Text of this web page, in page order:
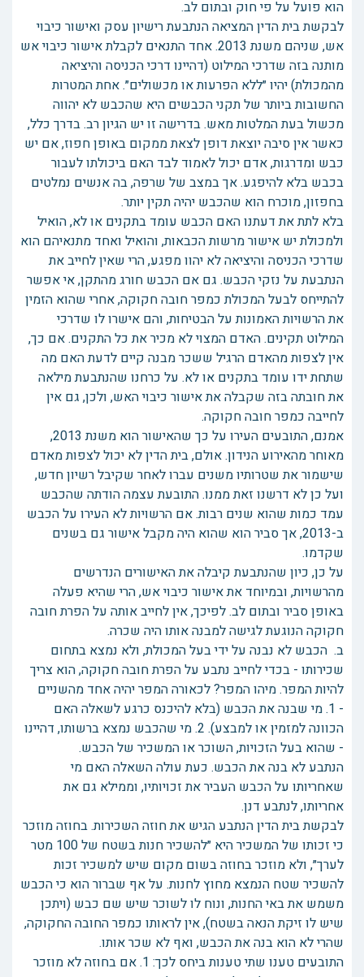
הוא פועל על פי חוק ובתום לב.
לבקשת בית הדין המציאה הנתבעת רישיון עסק ואישור כיבוי
אש, שניהם משנת 2013. אחד התנאים לקבלת אישור כיבוי אש
מותנה בזה שדרכי המילוט (דהיינו דרכי הכניסה והיציאה
מהמכולת) יהיו ״ללא הפרעות או מכשולים״. אחת המטרות
החשובות ביותר של תקני הכבשים היא שהכבש לא יהווה
מכשול בעת המלטות מאש. בדרישה זו יש הגיון רב. בדרך כלל,
כאשר אין סיבה יוצאת דופן לצאת ממקום באופן חפוז, אם יש
כבש ומדרגות, אדם יכול לאמוד לבד האם ביכולתו לעבור
בכבש בלא להיפגע. אך במצב של שרפה, בה אנשים נמלטים
בחפזון, מוכרח הוא שהכבש יהיה תקין יותר.
בלא לתת את דעתנו האם הכבש עומד בתקנים או לא, הואיל
ולמכולת יש אישור מרשות הכבאות, והואיל ואחד מתנאיהם הוא
שדרכי הכניסה והיציאה לא יהוו מפגע, הרי שאין לחייב את
הנתבעת על נזקי הכבש. גם אם הכבש חורג מהתקן, אי אפשר
להתייחס לבעל המכולת כמפר חובה חקוקה, אחרי שהוא הזמין
את הרשויות האמונות על הבטיחות, והם אישרו לו שדרכי
המילוט תקינים. האדם המצוי לא מכיר את כל התקנים. אם כך,
אין לצפות מהאדם הרגיל ששכר מבנה קיים לדעת האם מה
שתחת ידו עומד בתקנים או לא. על כרחנו שהנתבעת מילאה
את חובתה בזה שקבלה את אישור כיבוי האש, ולכן, גם אין
לחייבה כמפר חובה חקוקה.
אמנם, התובעים העירו על כך שהאישור הוא משנת 2013,
מאוחר מהאירוע הנידון. אולם, בית הדין לא יכול לצפות מאדם
שישמור את שטרותיו משנים עברו לאחר שקיבל רשיון חדש,
ועל כן לא דרשנו זאת ממנו. התובעת עצמה הודתה שהכבש
עמד כמות שהוא שנים רבות. אם הרשויות לא העירו על הכבש
ב-2013, אך סביר הוא שהוא היה מקבל אישור גם בשנים
שקדמו.
על כן, כיון שהנתבעת קיבלה את האישורים הנדרשים
מהרשויות, ובמיוחד את אישור כיבוי אש, הרי שהיא פעלה
באופן סביר ובתום לב. לפיכך, אין לחייב אותה על הפרת חובה
חקוקה הנוגעת לגישה למבנה אותו היה שכרה.
ב. הכבש לא נבנה על ידי בעל המכולת, ולא נמצא בתחום
שכירותו - בכדי לחייב נתבע על הפרת חובה חקוקה, הוא צריך
להיות המפר. מיהו המפר? לכאורה המפר יהיה אחד מהשניים
- 1. מי שבנה את הכבש (בלא להיכנס כרגע לשאלה האם
הכוונה למזמין או למבצע). 2. מי שהכבש נמצא ברשותו, דהיינו
- שהוא בעל הזכויות, השוכר או המשכיר של הכבש.
הנתבע לא בנה את הכבש. כעת עולה השאלה האם מי
שאחריותו על הכבש העביר את זכויותיו, וממילא גם את
אחריותו, לנתבע דנן.
לבקשת בית הדין הנתבע הגיש את חוזה השכירות. בחוזה מוזכר
כי זכותו של המשכיר היא ״להשכיר חנות בשטח של 100 מטר
לערך״, ולא מוזכר בחוזה בשום מקום שיש למשכיר זכות
להשכיר שטח הנמצא מחוץ לחנות. על אף שברור הוא כי הכבש
משמש את באי החנות, ונוח לו לשוכר שיש שם כבש (ויתכן
שיש לו זיקת הנאה בשטח), אין לראותו כמפר החובה החקוקה,
שהרי לא הוא בנה את הכבש, ואף לא שכר אותו.
התובעים טענו שתי טענות ביחס לכך: 1. אם בחוזה לא מוזכר